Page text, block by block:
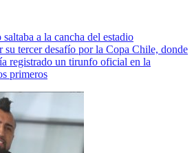
a la cancha del estadio
su tercer desafío por la Copa Chile, donde
registrado un tirunfo oficial en la
primeros